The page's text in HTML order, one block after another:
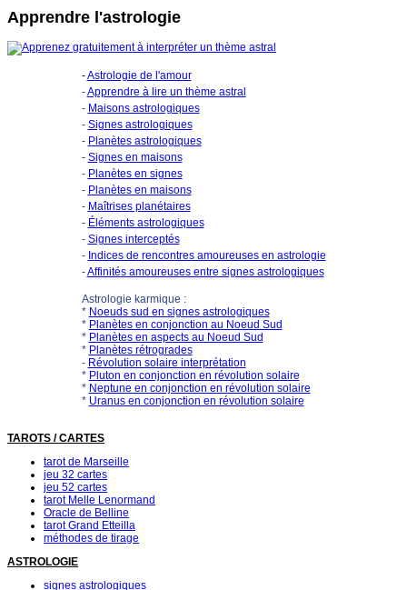
Apprendre l'astrologie
-Astrologie de l'amour
-Apprendre à lire un thème astral
- Maisons astrologiques
- Signes astrologiques
- Planètes astrologiques
- Signes en maisons
- Planètes en signes
- Planètes en maisons
- Maîtrises planétaires
- Éléments astrologiques
- Signes interceptés
- Indices de rencontres amoureuses en astrologie
-Affinités amoureuses entre signes astrologiques
Astrologie karmique :
* Noeuds sud en signes astrologiques
* Planètes en conjonction au Noeud Sud
* Planètes en aspects au Noeud Sud
* Planètes rétrogrades
- Révolution solaire interprétation
* Pluton en conjonction en révolution solaire
* Neptune en conjonction en révolution solaire
* Uranus en conjonction en révolution solaire
TAROTS / CARTES
tarot de Marseille
jeu 32 cartes
jeu 52 cartes
tarot Melle Lenormand
Oracle de Belline
tarot Grand Etteilla
méthodes de tirage
ASTROLOGIE
signes astrologiques